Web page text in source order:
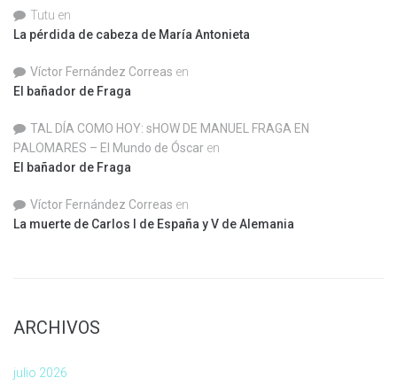
Tutu en
La pérdida de cabeza de María Antonieta
Víctor Fernández Correas en
El bañador de Fraga
TAL DÍA COMO HOY: sHOW DE MANUEL FRAGA EN
PALOMARES – El Mundo de Óscar en
El bañador de Fraga
Víctor Fernández Correas en
La muerte de Carlos I de España y V de Alemania
ARCHIVOS
julio 2026